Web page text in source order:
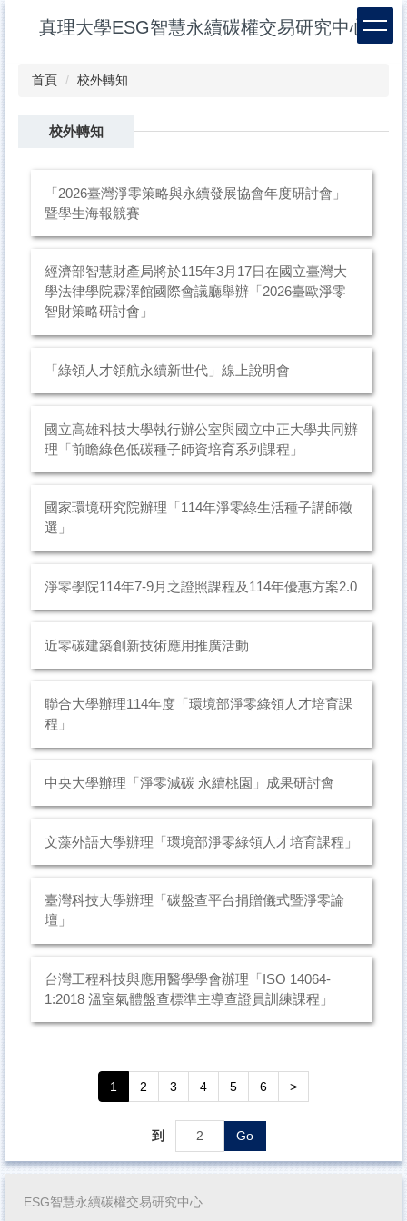
真理大學ESG智慧永續碳權交易研究中心
首頁 校外轉知
校外轉知
「2026臺灣淨零策略與永續發展協會年度研討會」
暨學生海報競賽
經濟部智慧財產局將於115年3月17日在國立臺灣大
學法律學院霖澤館國際會議廳舉辦「2026臺歐淨零
智財策略研討會」
「綠領人才領航永續新世代」線上說明會
國立高雄科技大學執行辦公室與國立中正大學共同辦
理「前瞻綠色低碳種子師資培育系列課程」
國家環境研究院辦理「114年淨零綠生活種子講師徵
選」
淨零學院114年7-9月之證照課程及114年優惠方案2.0
近零碳建築創新技術應用推廣活動
聯合大學辦理114年度「環境部淨零綠領人才培育課
程」
中央大學辦理「淨零減碳 永續桃園」成果研討會
文藻外語大學辦理「環境部淨零綠領人才培育課程」
臺灣科技大學辦理「碳盤查平台捐贈儀式暨淨零論
壇」
台灣工程科技與應用醫學學會辦理「ISO 14064-
1:2018 溫室氣體盤查標準主導查證員訓練課程」
1 2 3 4 5 6 >
到 Go
ESG智慧永續碳權交易研究中心